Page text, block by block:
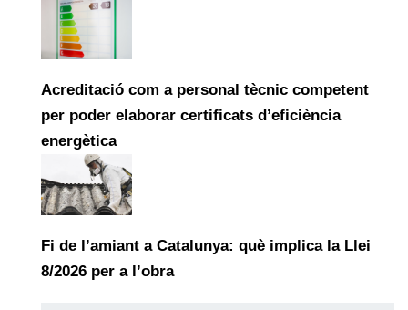
Acreditació com a personal tècnic competent
per poder elaborar certificats d’eficiència
energètica
Fi de l’amiant a Catalunya: què implica la Llei
8/2026 per a l’obra